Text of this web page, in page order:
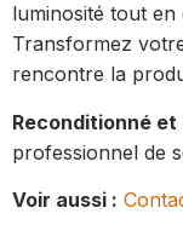
luminosité tout
Transformez
rencontre la
Reconditionné
professionnel de
Voir aussi :